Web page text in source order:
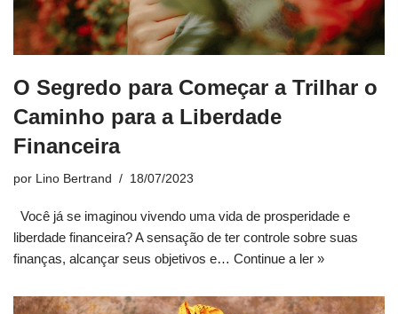
O Segredo para Começar a Trilhar o
Caminho para a Liberdade
Financeira
por Lino Bertrand 18/07/2023
Você já se imaginou vivendo uma vida de prosperidade e
liberdade financeira? A sensação de ter controle sobre suas
finanças, alcançar seus objetivos e… Continue a ler »